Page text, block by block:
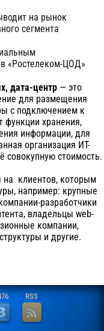
на рынок
сегмента
«Ростелеком-ЦОД»
дата-центр— это
для размещения
с подключением к
хранения,
информации, для
организация ИТ-
совокупную стоимость.
на клиентов, которым
например: крупные
разработчики
владельцы web-
компании,
и другие.
RSS